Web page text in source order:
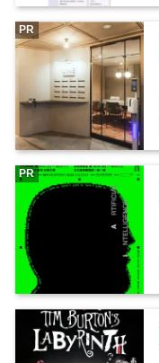
PR
PR